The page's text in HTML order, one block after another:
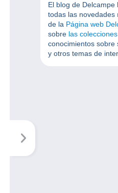
El blog de
todas las novedades
de la Página web
sobre las colecciones
conocimientos sobre
y otros temas de